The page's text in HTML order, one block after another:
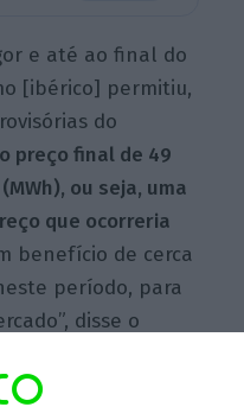
e até ao final do
[ibérico] permitiu,
do
preço final de 49
ou seja, uma
que ocorreria
benefício de cerca
período, para
disse o
Ação Climática,
ser ouvido pela